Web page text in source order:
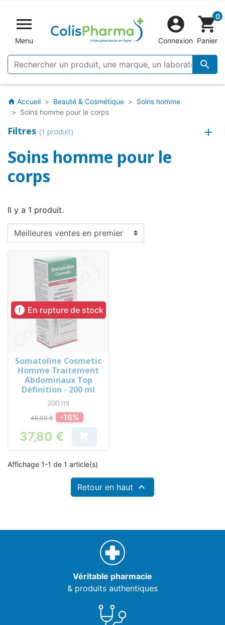

Menu


Connexion
shopping_cart0
Panier
home Accueil Beauté & Cosmétique
Soins homme
Soins homme pour le corps
Filtres (1 produit)
Soins homme pour le
corps
Il y a 1 produit.
 En rupture de stock
Somatoline Cosmetic
Homme Traitement
Abdominaux Top
Définition - 200 ml
200 ml
45,00 € -16%
Prix
37,80 € 
Affichage 1-1 de 1 article(s)
Retour en haut 
Véritable pharmacie
& produits authentiques